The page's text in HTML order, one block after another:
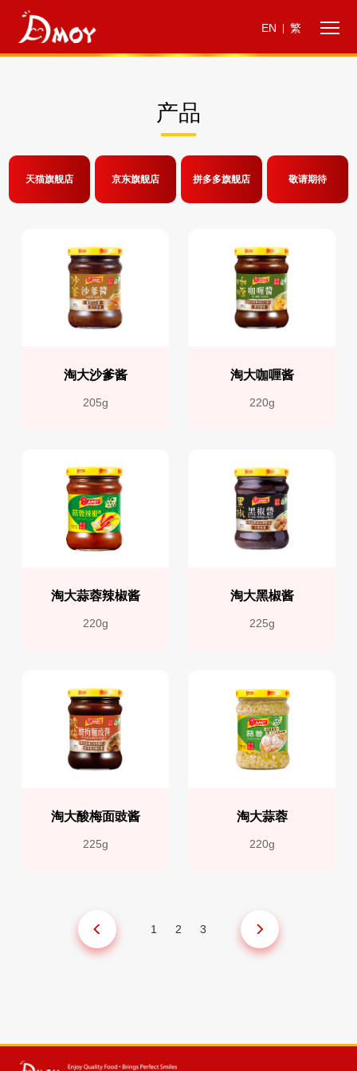
EN 繁
产品
天猫旗舰店 京东旗舰店 拼多多旗舰店 敬请期待
淘大沙爹酱
205g
淘大咖喱酱
220g
淘大蒜蓉辣椒酱
220g
淘大黑椒酱
225g
淘大酸梅面豉酱
225g
淘大蒜蓉
220g
1 2 3